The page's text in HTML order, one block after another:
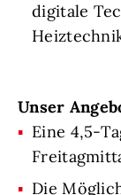
digitale
Unser
Eine 4,5-
Die